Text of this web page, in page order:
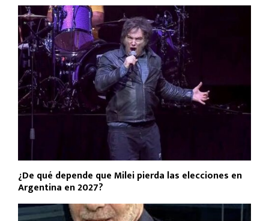
¿De qué depende que Milei pierda las elecciones en
Argentina en 2027?